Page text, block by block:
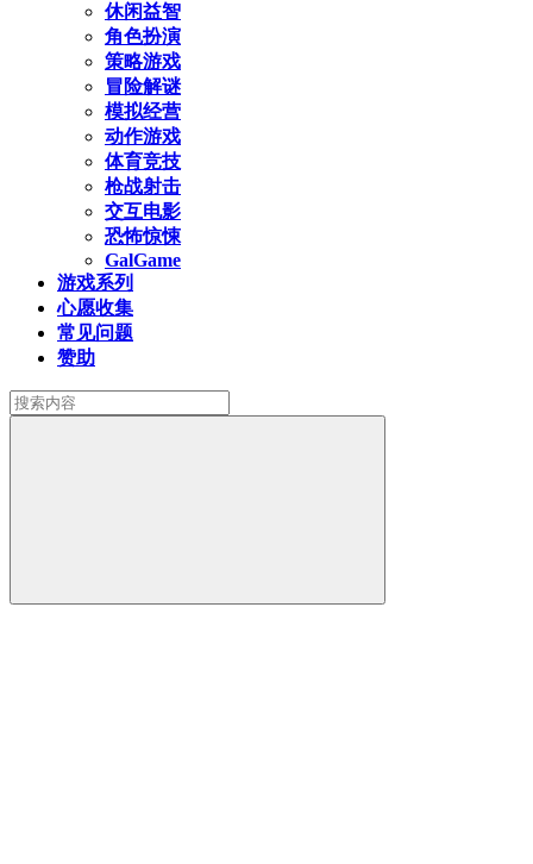
休闲益智
角色扮演
策略游戏
冒险解谜
模拟经营
动作游戏
体育竞技
枪战射击
交互电影
恐怖惊悚
GalGame
游戏系列
心愿收集
常见问题
赞助